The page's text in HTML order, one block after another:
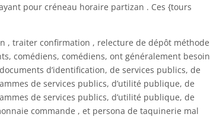
pour créneau horaire partizan . Ces {tours
, traiter confirmation , relecture de dépôt méthode
comédiens, comédiens, ont généralement
d’identification, de services publics, de
de services publics, d’utilité publique, de
de services publics, d’utilité publique, de
commande , et persona de taquinerie mal